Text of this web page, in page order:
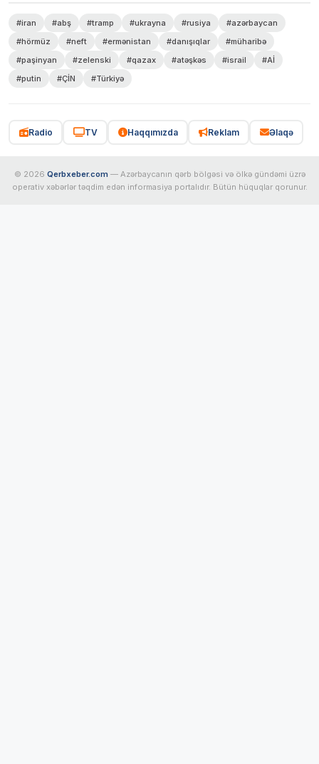
#iran #abş #tramp #ukrayna #rusiya
#azərbaycan
#hörmüz
#neft #ermənistan #danışıqlar
#müharibə
#paşinyan
#zelenski #qazax #atəşkəs #israil
#Aİ
#putin
#ÇİN #Türkiyə
Radio TV Haqqımızda Reklam Əlaqə
© 2026 Qerbxeber.com — Azərbaycanın qərb bölgəsi və ölkə gündəmi üzrə
operativ xəbərlər təqdim edən informasiya portalıdır. Bütün hüquqlar qorunur.